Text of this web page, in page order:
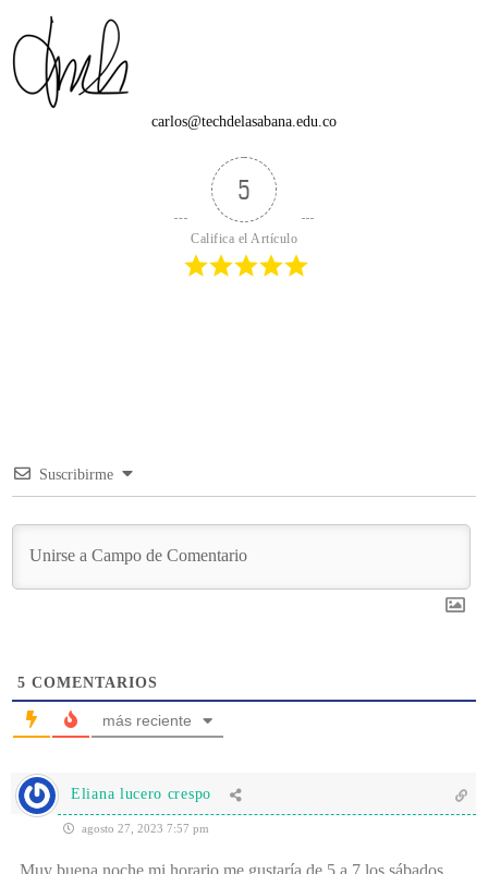
carlos@techdelasabana.edu.co
5
Califica el Artículo
Suscribirme
5 COMENTARIOS
más reciente
Eliana lucero crespo
agosto 27, 2023 7:57 pm
Muy buena noche mi horario me gustaría de 5 a 7 los sábados